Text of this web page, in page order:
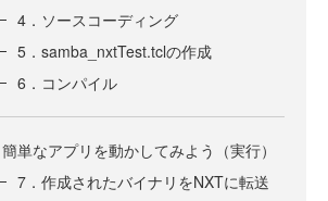
4．ソースコーディング
5．samba_nxtTest.tclの作成
6．コンパイル
簡単なアプリを動かしてみよう（実行）
7．作成されたバイナリをNXTに転送